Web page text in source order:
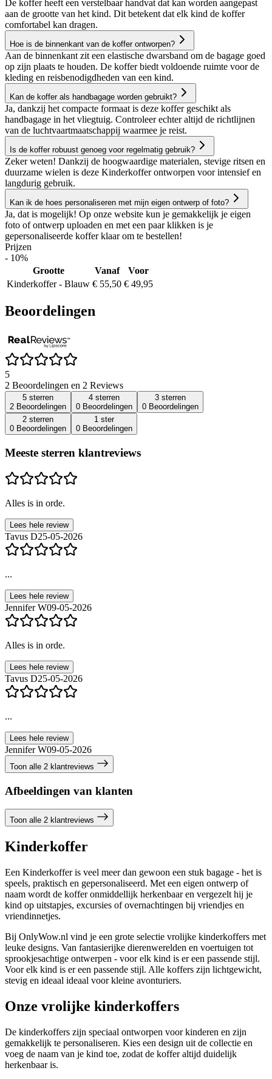
De koffer heeft een verstelbaar handvat dat kan worden aangepast
aan de grootte van het kind. Dit betekent dat elk kind de koffer
comfortabel kan dragen.
Hoe is de binnenkant van de koffer ontworpen?
Aan de binnenkant zit een elastische dwarsband om de bagage goed
op zijn plaats te houden. De koffer biedt voldoende ruimte voor de
kleding en reisbenodigdheden van een kind.
Kan de koffer als handbagage worden gebruikt?
Ja, dankzij het compacte formaat is deze koffer geschikt als
handbagage in het vliegtuig. Controleer echter altijd de richtlijnen
van de luchtvaartmaatschappij waarmee je reist.
Is de koffer robuust genoeg voor regelmatig gebruik?
Zeker weten! Dankzij de hoogwaardige materialen, stevige ritsen en
duurzame wielen is deze Kinderkoffer ontworpen voor intensief en
langdurig gebruik.
Kan ik de hoes personaliseren met mijn eigen ontwerp of foto?
Ja, dat is mogelijk! Op onze website kun je gemakkelijk je eigen
foto of ontwerp uploaden en met een paar klikken is je
gepersonaliseerde koffer klaar om te bestellen!
Prijzen
- 10%
Grootte
Vanaf
Voor
Kinderkoffer - Blauw € 55,50 € 49,95
Beoordelingen
5
2 Beoordelingen en 2 Reviews
5 sterren
2 Beoordelingen
4 sterren
0 Beoordelingen
3 sterren
0 Beoordelingen
2 sterren
0 Beoordelingen
1 ster
0 Beoordelingen
Meeste sterren klantreviews
Alles is in orde.
Lees hele review
Tavus D25-05-2026
...
Lees hele review
Jennifer W09-05-2026
Alles is in orde.
Lees hele review
Tavus D25-05-2026
...
Lees hele review
Jennifer W09-05-2026
Toon alle 2 klantreviews
Afbeeldingen van klanten
Toon alle 2 klantreviews
Kinderkoffer
Een Kinderkoffer is veel meer dan gewoon een stuk bagage - het is
speels, praktisch en gepersonaliseerd. Met een eigen ontwerp of
naam wordt de koffer onmiddellijk herkenbaar en vergezelt hij je
kind op uitstapjes, excursies of overnachtingen bij vriendjes en
vriendinnetjes.
Bij OnlyWow.nl vind je een grote selectie vrolijke kinderkoffers met
leuke designs. Van fantasierijke dierenwerelden en voertuigen tot
sprookjesachtige ontwerpen - voor elk kind is er een passende stijl.
Voor elk kind is er een passende stijl. Alle koffers zijn lichtgewicht,
stevig en ideaal ideaal voor kleine avonturiers.
Onze vrolijke kinderkoffers
De kinderkoffers zijn speciaal ontworpen voor kinderen en zijn
gemakkelijk te personaliseren. Kies een design uit de collectie en
voeg de naam van je kind toe, zodat de koffer altijd duidelijk
herkenbaar is.